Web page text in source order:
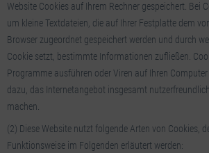
Website Cookies auf Ihrem Rechner gespeichert. Bei
um kleine Textdateien, die auf Ihrer Festplatte dem
Browser zugeordnet gespeichert werden und durch
Cookie setzt, bestimmte Informationen zufließen.
Programme ausführen oder Viren auf Ihren
dazu, das Internetangebot insgesamt
machen.
(2) Diese Website nutzt folgende Arten von Cookies,
Funktionsweise im Folgenden erläutert werden: